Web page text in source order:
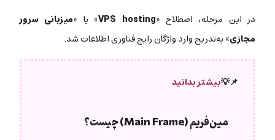
در این مرحله، اصطلاح «VPS hosting» یا «میزبانی سرور
مجازی» به‌تدریج وارد واژگان رایج فناوری اطلاعات شد.
📌💡بیشتر بدانید
مین‌فریم (Main Frame) چیست؟